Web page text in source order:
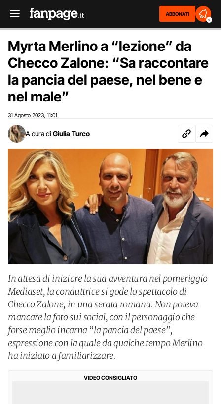
ABBONATI
2
Myrta Merlino a “lezione” da
Checco Zalone: “Sa raccontare
la pancia del paese, nel bene e
nel male”
31 Agosto 2023 11:01
A cura di Giulia Turco
In attesa di iniziare la sua avventura nel pomeriggio
Mediaset, la conduttrice si gode lo spettacolo di
Checco Zalone, in una serata romana. Non poteva
mancare la foto sui social, con il personaggio che
forse meglio incarna “la pancia del paese”,
espressione con la quale da qualche tempo Merlino
ha iniziato a familiarizzare.
VIDEO CONSIGLIATO